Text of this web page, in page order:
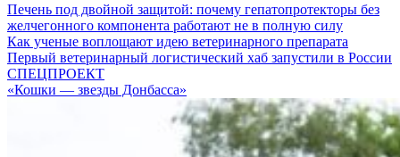
Печень под двойной защитой: почему гепатопротекторы без
желчегонного компонента работают не в полную силу
Как ученые воплощают идею ветеринарного препарата
Первый ветеринарный логистический хаб запустили в России
СПЕЦПРОЕКТ
«Кошки — звезды Донбасса»